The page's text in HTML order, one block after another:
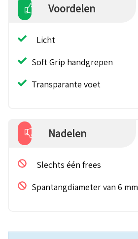
Voordelen
Licht
Soft Grip handgrepen
Transparante voet
Nadelen
Slechts één frees
Spantangdiameter van 6 mm